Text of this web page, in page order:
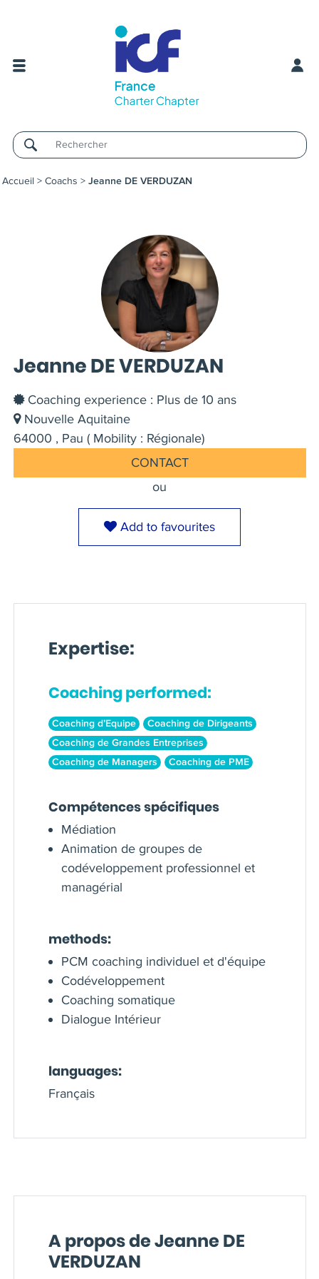
Username
Accueil > Coachs > Jeanne DE VERDUZAN
Jeanne DE VERDUZAN
Coaching experience : Plus de 10 ans
Nouvelle Aquitaine
64000 , Pau ( Mobility : Régionale)
CONTACT
ou
Add to favourites
Expertise:
Coaching performed:
Coaching d’Equipe
Coaching de Dirigeants
Coaching de Grandes Entreprises
Coaching de Managers
Coaching de PME
Compétences spécifiques
Médiation
Animation de groupes de
codéveloppement professionnel et
managérial
methods:
PCM coaching individuel et d'équipe
Codéveloppement
Coaching somatique
Dialogue Intérieur
languages:
Français
A propos de Jeanne DE
VERDUZAN